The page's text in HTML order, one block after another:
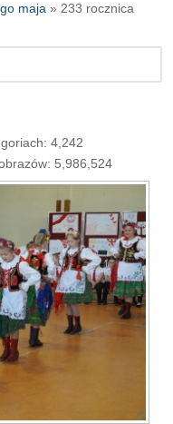
maja » 233 rocznica
4,242
5,986,524